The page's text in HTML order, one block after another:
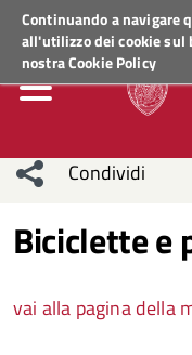
Continuando a navigare
all'utilizzo dei cookie sul
nostraCookie Policy
Regione VenetoACCEDI AI
Condividi
network
Condividi
Biciclette e
vai alla pagina della